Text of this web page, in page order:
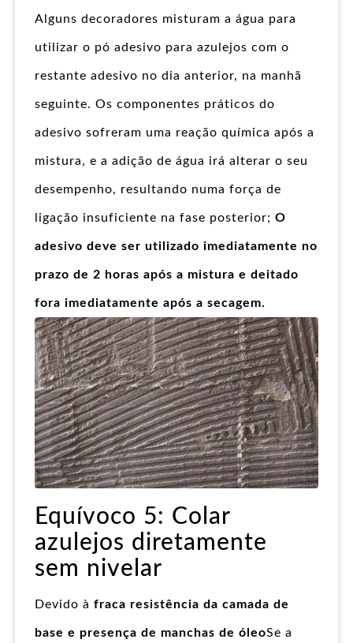
Alguns decoradores misturam a água para
utilizar o pó adesivo para azulejos com o
restante adesivo no dia anterior, na manhã
seguinte. Os componentes práticos do
adesivo sofreram uma reação química após a
mistura, e a adição de água irá alterar o seu
desempenho, resultando numa força de
ligação insuficiente na fase posterior; O
adesivo deve ser utilizado imediatamente no
prazo de 2 horas após a mistura e deitado
fora imediatamente após a secagem.
Equívoco 5: Colar
azulejos diretamente
sem nivelar
Devido à fraca resistência da camada de
base e presença de manchas de óleoSe a